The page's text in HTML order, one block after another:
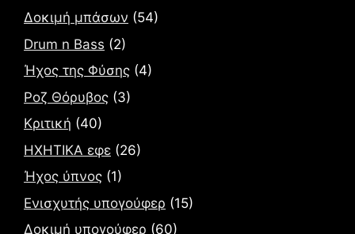
Δοκιμή μπάσων (54)
Drum n Bass (2)
Ήχος της Φύσης (4)
Ροζ Θόρυβος (3)
Κριτική (40)
ΗΧΗΤΙΚΑ εφε (26)
Ήχος ύπνος (1)
Ενισχυτής υπογούφερ (15)
Δοκιμή υπογούφερ (60)